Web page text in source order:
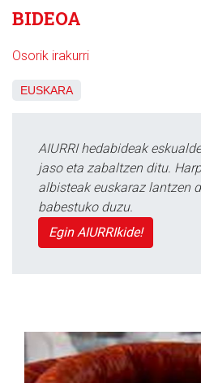
BIDEOA
Osorik irakurri
EUSKARA
AIURRI hedabideak
jaso eta zabaltzen ditu.
albisteak euskaraz lantzen
babestuko duzu.
Egin AIURRIkide!